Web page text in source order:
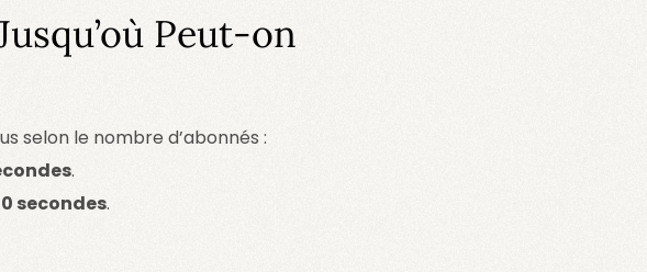
Peut-on
selon le nombre d’abonnés :
.
secondes.